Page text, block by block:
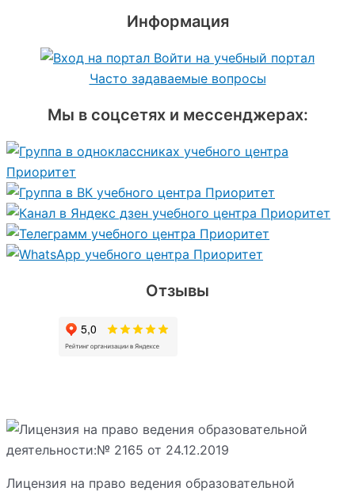
Информация
Войти на учебный портал
Часто задаваемые вопросы
Мы в соцсетях и мессенджерах:
Отзывы
Лицензия на право ведения образовательной